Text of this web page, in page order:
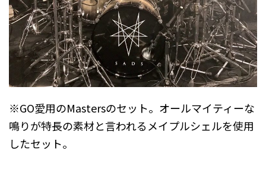
※GO愛用のMastersのセット。オールマイティーな
鳴りが特長の素材と言われるメイプルシェルを使用
したセット。